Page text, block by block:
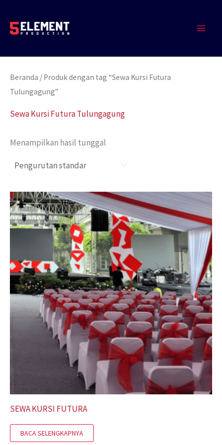
konten
Beranda / Produk dengan tag “Sewa Kursi Futura
Tulungagung”
Sewa Kursi Futura Tulungagung
Menampilkan hasil tunggal
SEWA KURSI FUTURA
BACA SELENGKAPNYA